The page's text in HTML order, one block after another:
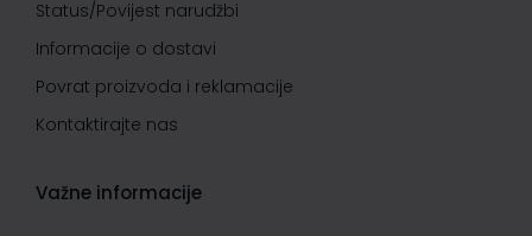
Status/Povijest narudžbi
Informacije o dostavi
Povrat proizvoda i reklamacije
Kontaktirajte nas
Važne informacije